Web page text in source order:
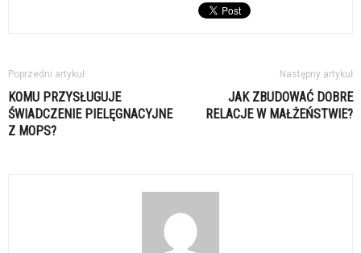
Poprzedni artykuł
KOMU PRZYSŁUGUJE
ŚWIADCZENIE PIELĘGNACYJNE
Z MOPS?
Następny artykuł
JAK ZBUDOWAĆ DOBRE
RELACJE W MAŁŻEŃSTWIE?